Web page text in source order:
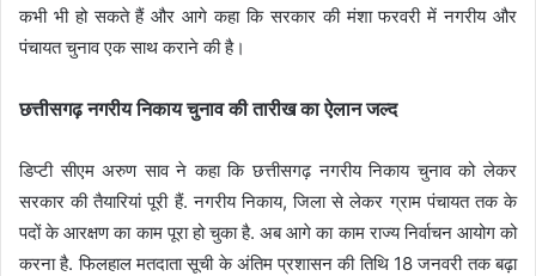
कभी भी हो सकते हैं और आगे कहा कि सरकार की मंशा फरवरी में नगरीय और
पंचायत चुनाव एक साथ कराने की है।
छत्तीसगढ़ नगरीय निकाय चुनाव की तारीख का ऐलान जल्द
डिप्टी सीएम अरुण साव ने कहा कि छत्तीसगढ़ नगरीय निकाय चुनाव को लेकर
सरकार की तैयारियां पूरी हैं. नगरीय निकाय, जिला से लेकर ग्राम पंचायत तक के
पदों के आरक्षण का काम पूरा हो चुका है. अब आगे का काम राज्य निर्वाचन आयोग को
करना है. फिलहाल मतदाता सूची के अंतिम प्रशासन की तिथि 18 जनवरी तक बढ़ा